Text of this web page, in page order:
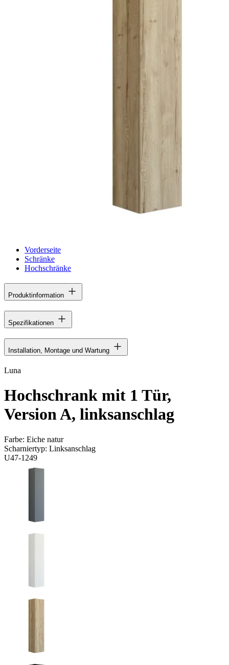
Vorderseite
Schränke
Hochschränke
Produktinformation
Spezifikationen
Installation, Montage und Wartung
Luna
Hochschrank mit 1 Tür,
Version A, linksanschlag
Farbe: Eiche natur
Scharniertyp: Linksanschlag
U47-1249